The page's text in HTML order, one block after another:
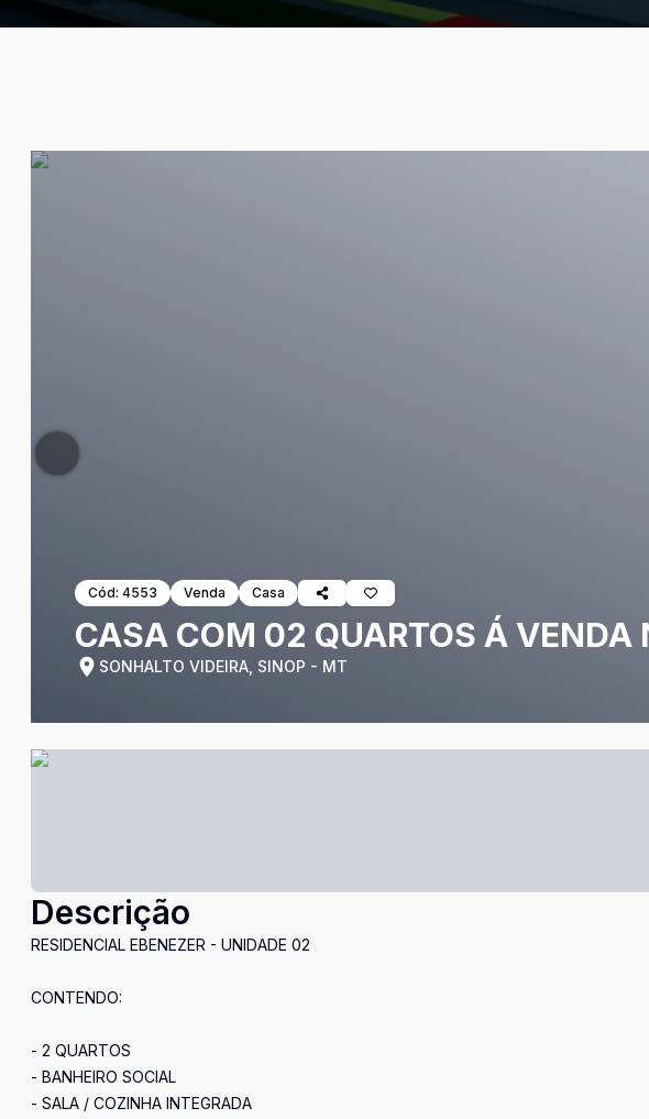
Cód: 4553 Venda Casa
CASA COM 02 QUARTOS Á VENDA
SONHALTO VIDEIRA, SINOP - MT
Descrição
RESIDENCIAL EBENEZER - UNIDADE 02
CONTENDO:
- 2 QUARTOS
- BANHEIRO SOCIAL
- SALA / COZINHA INTEGRADA